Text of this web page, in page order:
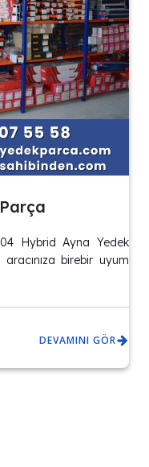
Hybrid Ayna Yedek
birebir uyum
DEVAMINI GÖR